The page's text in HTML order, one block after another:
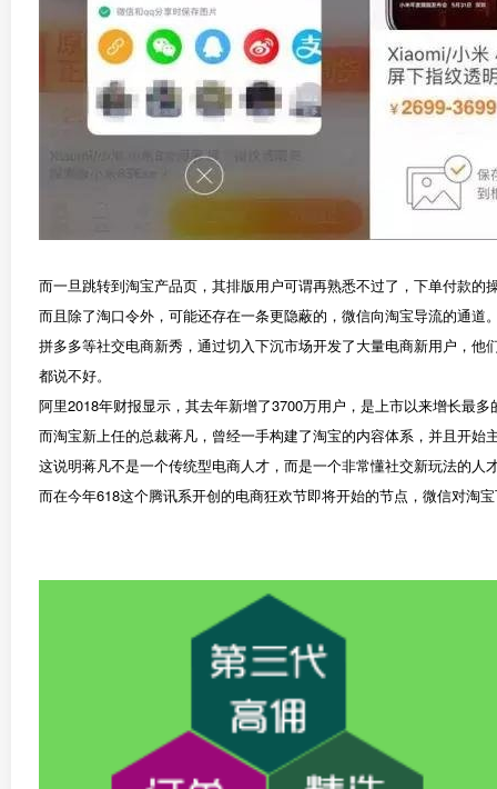
而一旦跳转到淘宝产品页，其排版用户可谓再熟悉不过了，下单付款的
而且除了淘口令外，可能还存在一条更隐蔽的，微信向淘宝导流的通道
拼多多等社交电商新秀，通过切入下沉市场开发了大量电商新用户，
都说不好。
阿里2018年财报显示，其去年新增了3700万用户，是上市以来增长最
而淘宝新上任的总裁蒋凡，曾经一手构建了淘宝的内容体系，并且开
这说明蒋凡不是一个传统型电商人才，而是一个非常懂社交新玩法的
而在今年618这个腾讯系开创的电商狂欢节即将开始的节点，微信对淘